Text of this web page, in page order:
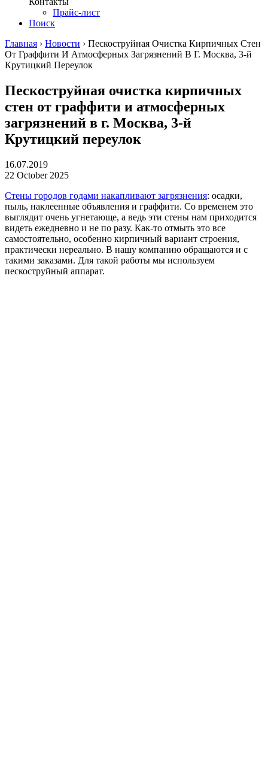
Прайс-лист
Поиск
Главная › Новости › Пескоструйная Очистка Кирпичных Стен
От Граффити И Атмосферных Загрязнений В Г. Москва, 3-й
Крутицкий Переулок
Пескоструйная очистка кирпичных
стен от граффити и атмосферных
загрязнений в г. Москва, 3-й
Крутицкий переулок
16.07.2019
22 October 2025
Стены городов годами накапливают загрязнения: осадки,
пыль, наклеенные объявления и граффити. Со временем это
выглядит очень угнетающе, а ведь эти стены нам приходится
видеть ежедневно и не по разу. Как-то отмыть это все
самостоятельно, особенно кирпичный вариант строения,
практически нереально. В нашу компанию обращаются и с
такими заказами. Для такой работы мы используем
пескоструйный аппарат.